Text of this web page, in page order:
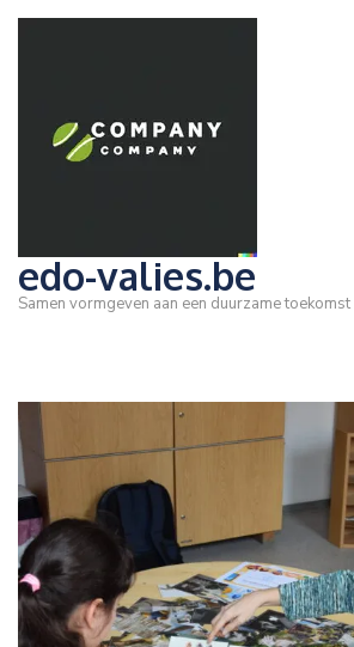
Ga
edo-valies.be
Samen vormgeven aan een duurzame